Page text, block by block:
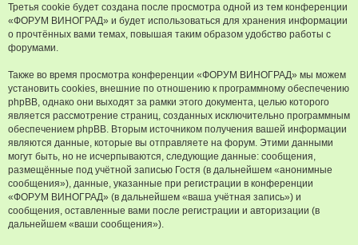
Третья cookie будет создана после просмотра одной из тем конференции
«ФОРУМ ВИНОГРАД» и будет использоваться для хранения информации
о прочтённых вами темах, повышая таким образом удобство работы с
форумами.
Также во время просмотра конференции «ФОРУМ ВИНОГРАД» мы можем
установить cookies, внешние по отношению к программному обеспечению
phpBB, однако они выходят за рамки этого документа, целью которого
является рассмотрение страниц, созданных исключительно программным
обеспечением phpBB. Вторым источником получения вашей информации
являются данные, которые вы отправляете на форум. Этими данными
могут быть, но не исчерпываются, следующие данные: сообщения,
размещённые под учётной записью Гостя (в дальнейшем «анонимные
сообщения»), данные, указанные при регистрации в конференции
«ФОРУМ ВИНОГРАД» (в дальнейшем «ваша учётная запись») и
сообщения, оставленные вами после регистрации и авторизации (в
дальнейшем «ваши сообщения»).